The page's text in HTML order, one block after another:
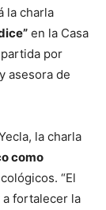
la charla
en la Casa
por
asesora de
la charla
como
“El
fortalecer la